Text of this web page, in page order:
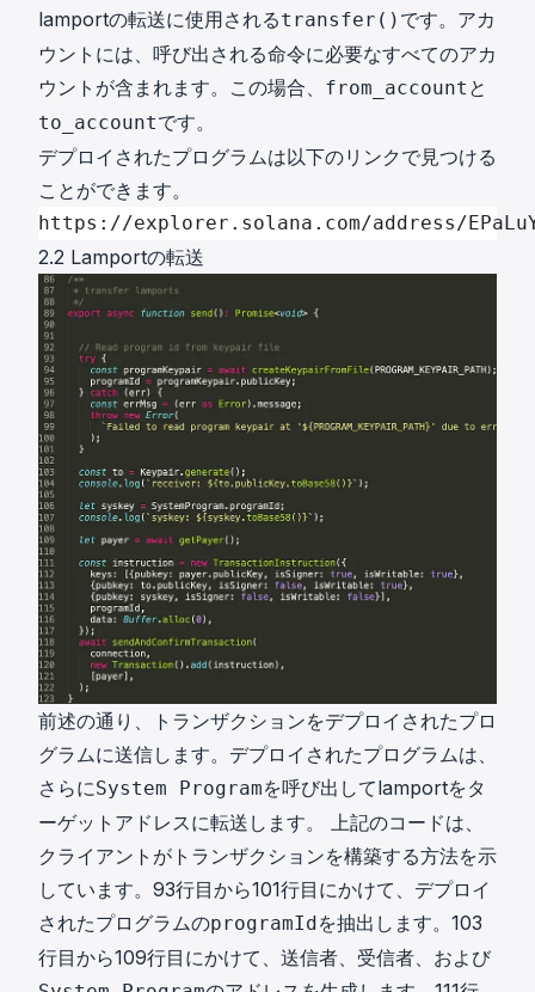
lamportの転送に使用されるtransfer() です。アカ
ウントには、呼び出される命令に必要なすべてのアカ
ウントが含まれます。この場合、 from_account と
to_accountです。
デプロイされたプログラムは以下のリンクで見つける
ことができます。
https://explorer.solana.com/address/
2.2 Lamportの転送
前述の通り、トランザクションをデプロイされたプロ
グラムに送信します。デプロイされたプログラムは、
さらにSystem Programを呼び出してlamportをタ
ーゲットアドレスに転送します。 上記のコードは、
クライアントがトランザクションを構築する方法を示
しています。93行目から101行目にかけて、デプロイ
されたプログラムのprogramId を抽出します。103
行目から109行目にかけて、送信者、受信者、および